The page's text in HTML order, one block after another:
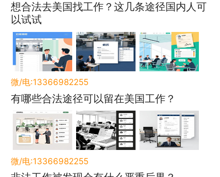
想合法去美国找工作？这几条途径国内人可
以试试
微/电:13366982255
有哪些合法途径可以留在美国工作？
微/电:13366982255